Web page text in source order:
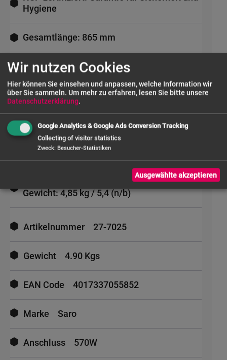
Hygiene
Gesamtlänge: 865 mm
Mixstablänge: 525 mm
Motorgeschwindigkeit: 12000 U/min
Durchmesser Schneidemesser: 60 mm
Klingenschutzdiameter: 101 mm
Anschluss: 230 V - 50 HZ - 0,57 kW, -
Gewicht: 4,85 kg / 5,4 (n/b)
Informationen
Artikelnummer 27-7025
Gewicht 4.90 Kgs
EAN Code 4017337055852
Marke Saro
Anschluss 570W
Wir nutzen Cookies
Hier können Sie einsehen und anpassen, welche Information wir
über Sie sammeln. Um mehr zu erfahren, lesen Sie bitte unsere
Datenschutzerklärung.
Google Analytics & Google Ads Conversion Tracking
Collecting of visitor statistics
Zweck: Besucher-Statistiken
Ausgewählte akzeptieren